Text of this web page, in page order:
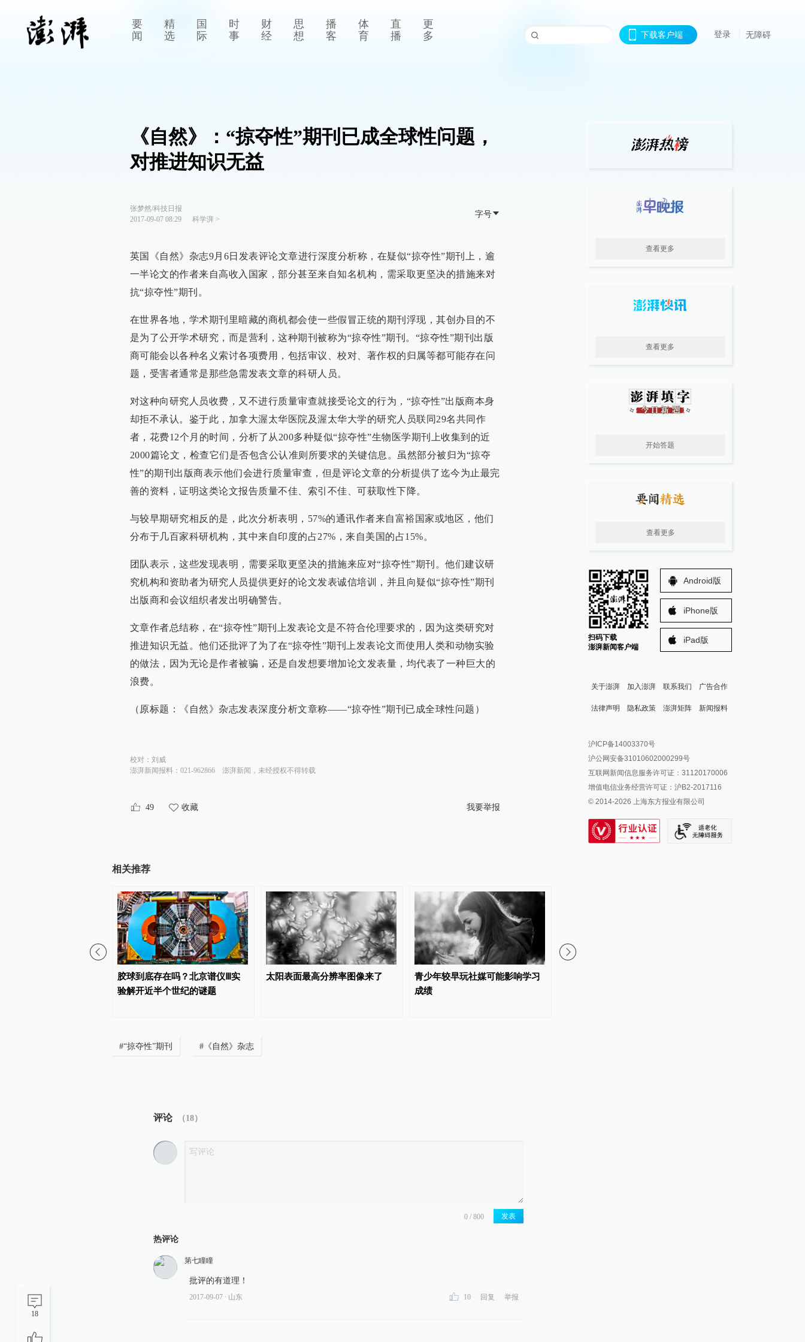
要
闻
精
选
国
际
时
事
财
经
思
想
播
客
体
育
直
播
更
多
下载客户端 登录 无障碍
18
《自然》：“掠夺性”期刊已成全球性问题，
对推进知识无益
张梦然/科技日报
2017-09-07 08:29
科学湃 >
字号
英国《自然》杂志9月6日发表评论文章进行深度分析称，在疑似“掠夺性”期刊上，逾
一半论文的作者来自高收入国家，部分甚至来自知名机构，需采取更坚决的措施来对
抗“掠夺性”期刊。
在世界各地，学术期刊里暗藏的商机都会使一些假冒正统的期刊浮现，其创办目的不
是为了公开学术研究，而是营利，这种期刊被称为“掠夺性”期刊。“掠夺性”期刊出版
商可能会以各种名义索讨各项费用，包括审议、校对、著作权的归属等都可能存在问
题，受害者通常是那些急需发表文章的科研人员。
对这种向研究人员收费，又不进行质量审查就接受论文的行为，“掠夺性”出版商本身
却拒不承认。鉴于此，加拿大渥太华医院及渥太华大学的研究人员联同29名共同作
者，花费12个月的时间，分析了从200多种疑似“掠夺性”生物医学期刊上收集到的近
2000篇论文，检查它们是否包含公认准则所要求的关键信息。虽然部分被归为“掠夺
性”的期刊出版商表示他们会进行质量审查，但是评论文章的分析提供了迄今为止最完
善的资料，证明这类论文报告质量不佳、索引不佳、可获取性下降。
与较早期研究相反的是，此次分析表明，57%的通讯作者来自富裕国家或地区，他们
分布于几百家科研机构，其中来自印度的占27%，来自美国的占15%。
团队表示，这些发现表明，需要采取更坚决的措施来应对“掠夺性”期刊。他们建议研
究机构和资助者为研究人员提供更好的论文发表诚信培训，并且向疑似“掠夺性”期刊
出版商和会议组织者发出明确警告。
文章作者总结称，在“掠夺性”期刊上发表论文是不符合伦理要求的，因为这类研究对
推进知识无益。他们还批评了为了在“掠夺性”期刊上发表论文而使用人类和动物实验
的做法，因为无论是作者被骗，还是自发想要增加论文发表量，均代表了一种巨大的
浪费。
（原标题：《自然》杂志发表深度分析文章称——“掠夺性”期刊已成全球性问题）
校对： 刘威
澎湃新闻报料：021-962866
澎湃新闻，未经授权不得转载
49 收藏 我要举报
相关推荐
胶球到底存在吗？北京谱仪Ⅲ实
验解开近半个世纪的谜题
太阳表面最高分辨率图像来了
青少年较早玩社媒可能影响学习
成绩
#“掠夺性”期刊 # 《自然》杂志
评论 （18）
发表
热评论
第七瞳瞳
批评的有道理！
2017-09-07 ∙ 山东 10 回复 举报
查看更多
查看更多
开始答题
查看更多
扫码下载
澎湃新闻客户端
Android版
iPhone版
iPad版
关于澎湃 加入澎湃 联系我们 广告合作
法律声明 隐私政策 澎湃矩阵
澎湃新闻公众号
澎湃新闻抖音号
派生万物开放平台
IP SHANGHAI
SIXTH TONE
新闻报料
报料邮箱: news@thepaper.cn
沪ICP备14003370号
沪公网安备31010602000299号
互联网新闻信息服务许可证：31120170006
增值电信业务经营许可证：沪B2-2017116
© 2014-2026 上海东方报业有限公司